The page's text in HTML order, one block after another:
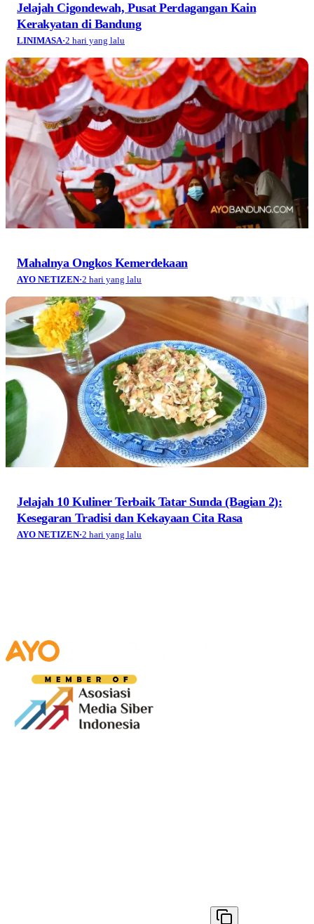
Jelajah Cigondewah, Pusat Perdagangan Kain
Kerakyatan di Bandung
LINIMASA·2 hari yang lalu
Mahalnya Ongkos Kemerdekaan
AYO NETIZEN·2 hari yang lalu
Jelajah 10 Kuliner Terbaik Tatar Sunda (Bagian 2):
Kesegaran Tradisi dan Kekayaan Cita Rasa
AYO NETIZEN·2 hari yang lalu